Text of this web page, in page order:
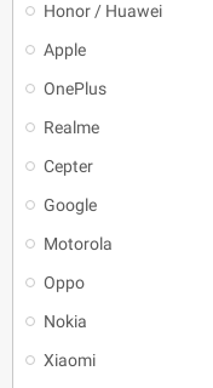
Honor / Huawei
Apple
OnePlus
Realme
Cepter
Google
Motorola
Oppo
Nokia
Xiaomi